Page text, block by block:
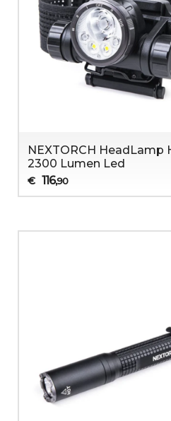
NEXTORCH
2300 Lumen Led
€ 116,90